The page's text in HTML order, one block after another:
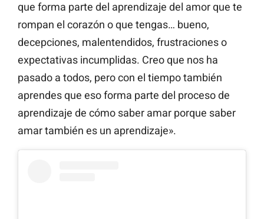
que forma parte del aprendizaje del amor que te
rompan el corazón o que tengas… bueno,
decepciones, malentendidos, frustraciones o
expectativas incumplidas. Creo que nos ha
pasado a todos, pero con el tiempo también
aprendes que eso forma parte del proceso de
aprendizaje de cómo saber amar porque saber
amar también es un aprendizaje».